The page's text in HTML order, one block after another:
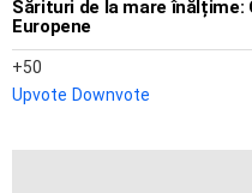
Sărituri de la mare înălțime:
Europene
50
Upvote Downvote